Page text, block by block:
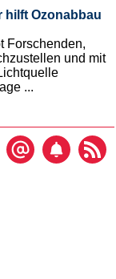
hilft Ozonabbau
Forschenden,
und mit
...